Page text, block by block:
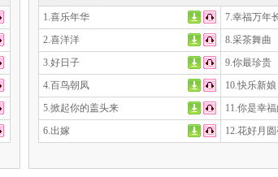
1.喜乐年华
7.幸福万年
2.喜洋洋
8.采茶舞曲
3.好日子
9.你最珍贵
4.百鸟朝凤
10.快乐新娘
5.掀起你的盖头来
11.你是幸福
6.出嫁
12.花好月圆